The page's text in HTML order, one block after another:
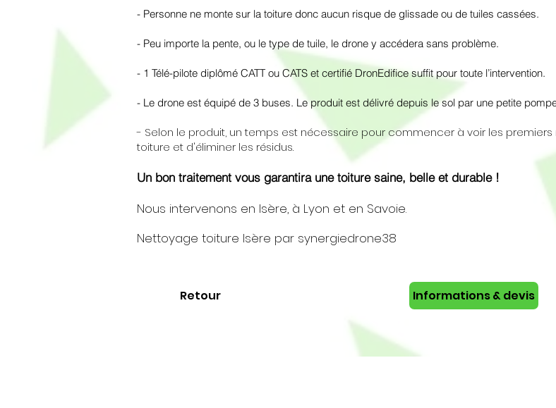
- Personne ne monte sur la toiture donc aucun risque de glissade ou de tuiles cassées.
- Peu importe la pente, ou le type de tuile, le drone y accédera sans problème.
- 1 Télé-pilote diplômé CATT ou CATS et certifié DronEdifice suffit pour toute l’intervention.
- Le drone est équipé de 3 buses. Le produit est délivré depuis le sol par une petite
- Selon le produit, un temps est nécessaire pour commencer à voir les
toiture et d'éliminer les résidus.
Un bon traitement vous garantira une toiture saine, belle et durable !
Nous intervenons en Isère, à Lyon et en Savoie.
Nettoyage toiture Isère par synergiedrone38
Retour Informations & devis